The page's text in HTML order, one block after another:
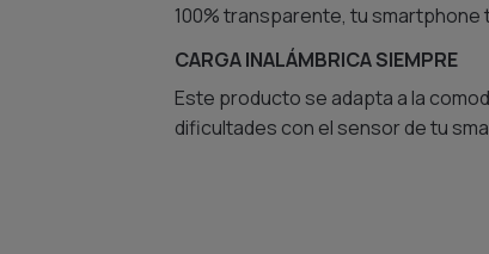
100% transparente, tu
CARGA INALÁMBRICA SIEMPRE
Este producto se adapta a la
dificultades con el sensor de tu